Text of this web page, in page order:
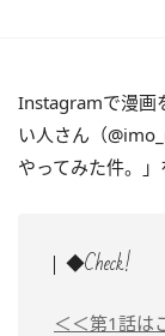
Instagramで漫画
い人さん（
やってみた件。」
◆Check!
＜＜第1話は